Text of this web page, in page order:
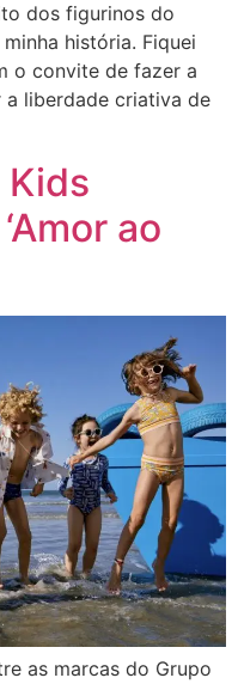
dos figurinos do
história. Fiquei
o convite de fazer a
liberdade criativa de
Kids
ao
as marcas do Grupo